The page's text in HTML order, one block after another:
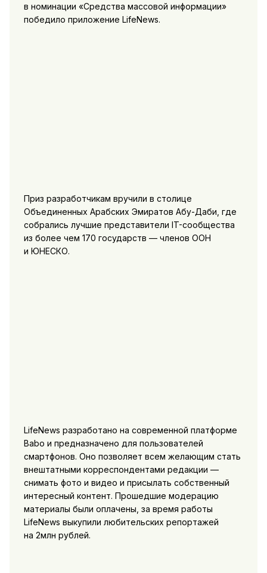
в номинации «Средства массовой информации»
победило приложение LifeNews.
Приз разработчикам вручили в столице
Объединенных Арабских Эмиратов Абу-Даби, где
собрались лучшие представители IT-сообщества
из более чем 170 государств — членов ООН
и ЮНЕСКО.
LifeNews разработано на современной платформе
Babo и предназначено для пользователей
смартфонов. Оно позволяет всем желающим стать
внештатными корреспондентами редакции —
снимать фото и видео и присылать собственный
интересный контент. Прошедшие модерацию
материалы были оплачены, за время работы
LifeNews выкупили любительских репортажей
на 2млн рублей.